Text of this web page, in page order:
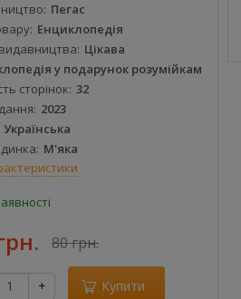
Пегас
Енциклопедія
Цікава
у подарунок розумійкам
сторінок 32
2023
Українська
М'яка
80 грн.
+ Купити